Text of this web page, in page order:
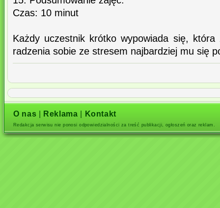
Czas: 10 minut
Każdy uczestnik krótko wypowiada się, która
radzenia sobie ze stresem najbardziej mu się
O nas Reklama Kontakt
Redakcja serwisu nie ponosi odpowiedzialności za treść publikacji, ogłoszeń oraz reklam.